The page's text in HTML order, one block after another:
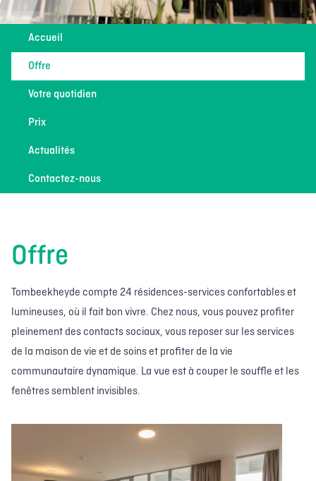
Accueil
Offre
Votre quotidien
Prix
Actualités
Contactez-nous
Offre
Tombeekheyde compte 24 résidences-services confortables et
lumineuses, où il fait bon vivre. Chez nous, vous pouvez profiter
pleinement des contacts sociaux, vous reposer sur les services
de la maison de vie et de soins et profiter de la vie
communautaire dynamique. La vue est à couper le souffle et les
fenêtres semblent invisibles.